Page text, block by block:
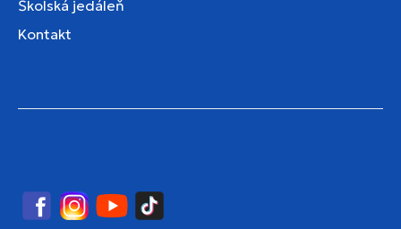
Školská jedáleň
Kontakt
FacebookInstagramYouTubeTikTok